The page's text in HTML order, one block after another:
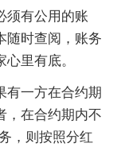
有公用的账
随时查阅，账务
里有底。
一方在合约期
，在合约期内不
，则按照分红